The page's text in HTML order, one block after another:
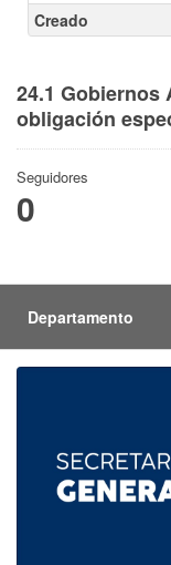
Creado
24.1 Gobiernos
obligación
Seguidores
0
Departamento